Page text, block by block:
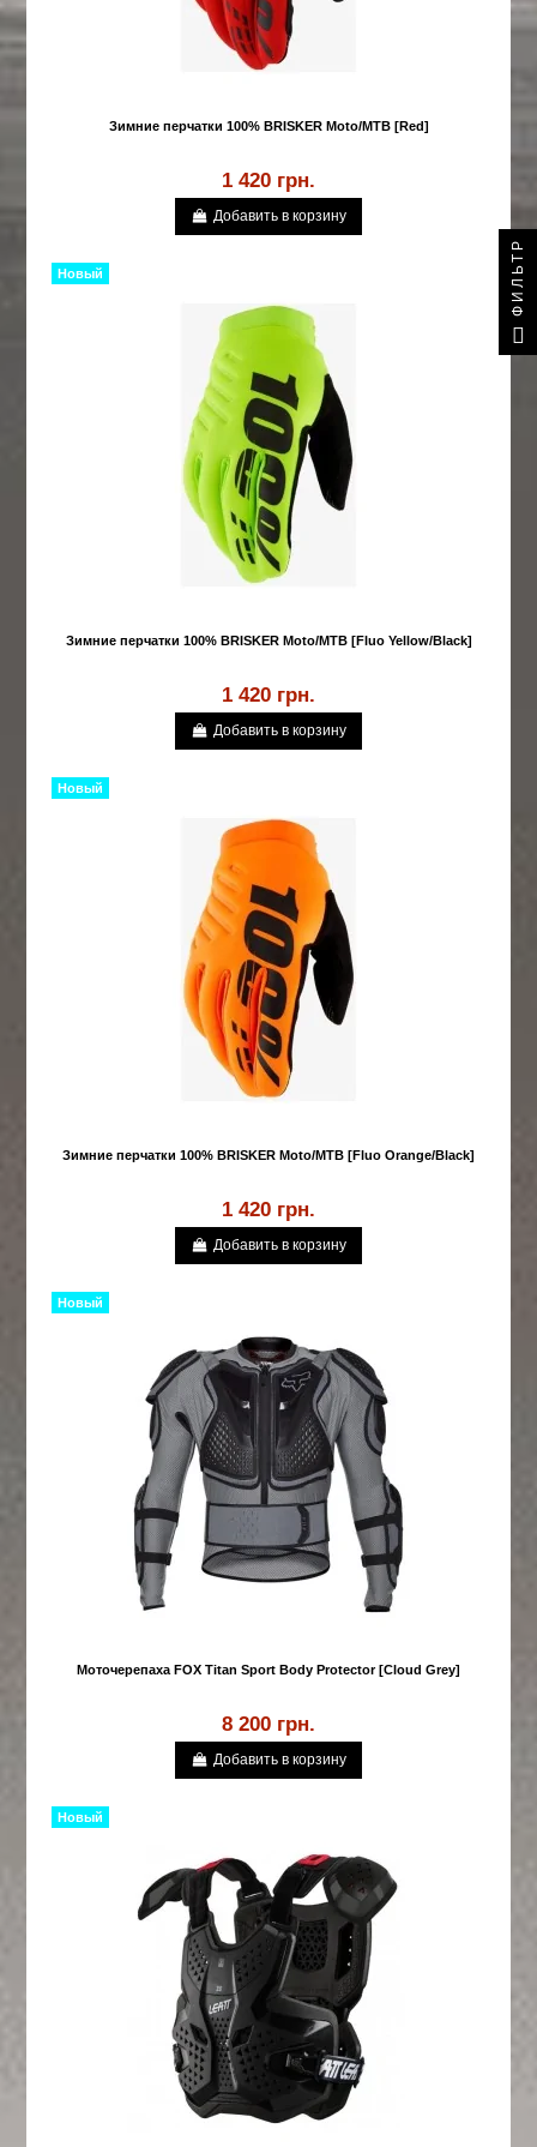
Зимние перчатки 100% BRISKER Moto/MTB [Red]
1 420 грн.
Добавить в корзину
Новый
Зимние перчатки 100% BRISKER Moto/MTB [Fluo Yellow/Black]
1 420 грн.
Добавить в корзину
Новый
Зимние перчатки 100% BRISKER Moto/MTB [Fluo Orange/Black]
1 420 грн.
Добавить в корзину
Новый
Моточерепаха FOX Titan Sport Body Protector [Cloud Grey]
8 200 грн.
Добавить в корзину
Новый
ФИЛЬТР